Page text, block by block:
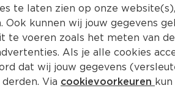
van Annie
te laten zien op onze
Ook kunnen wij jouw gegevens
te voeren zoals het meten van
Als je alle cookies
dat wij jouw gegevens
Via cookievoorkeuren